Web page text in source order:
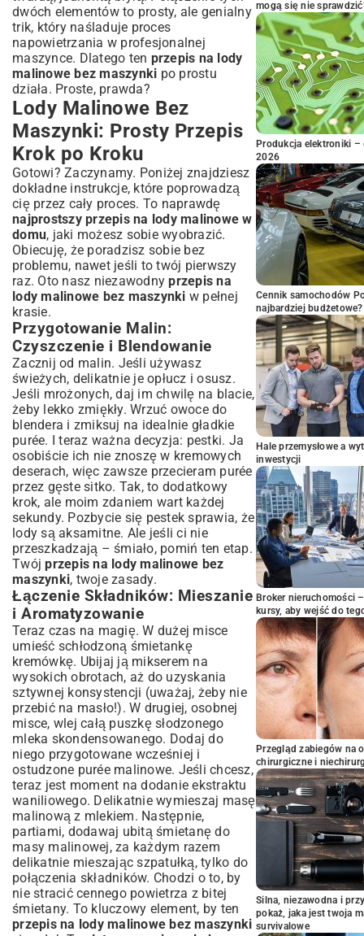
dwóch elementów to prosty, ale genialny
trik, który naśladuje proces
napowietrzania w profesjonalnej
maszynce. Dlatego ten przepis na lody
malinowe bez maszynki po prostu
działa. Proste, prawda?
Lody Malinowe Bez
Maszynki: Prosty Przepis
Krok po Kroku
Gotowi? Zaczynamy. Poniżej znajdziesz
dokładne instrukcje, które poprowadzą
cię przez cały proces. To naprawdę
najprostszy przepis na lody malinowe w
domu, jaki możesz sobie wyobrazić.
Obiecuję, że poradzisz sobie bez
problemu, nawet jeśli to twój pierwszy
raz. Oto nasz niezawodnyprzepis na
lody malinowe bez maszynki w pełnej
krasie.
Przygotowanie Malin:
Czyszczenie i Blendowanie
Zacznij od malin. Jeśli używasz
świeżych, delikatnie je opłucz i osusz.
Jeśli mrożonych, daj im chwilę na blacie,
żeby lekko zmiękły. Wrzuć owoce do
blendera i zmiksuj na idealnie gładkie
purée. I teraz ważna decyzja: pestki. Ja
osobiście ich nie znoszę w kremowych
deserach, więc zawsze przecieram purée
przez gęste sitko. Tak, to dodatkowy
krok, ale moim zdaniem wart każdej
sekundy. Pozbycie się pestek sprawia, że
lody są aksamitne. Ale jeśli ci nie
przeszkadzają – śmiało, pomiń ten etap.
Twójprzepis na lody malinowe bez
maszynki, twoje zasady.
Łączenie Składników: Mieszanie
i Aromatyzowanie
Teraz czas na magię. W dużej misce
umieść schłodzoną śmietankę
kremówkę. Ubijaj ją mikserem na
wysokich obrotach, aż do uzyskania
sztywnej konsystencji (uważaj, żeby nie
przebić na masło!). W drugiej, osobnej
misce, wlej całą puszkę słodzonego
mleka skondensowanego. Dodaj do
niego przygotowane wcześniej i
ostudzone purée malinowe. Jeśli chcesz,
teraz jest moment na dodanie ekstraktu
waniliowego. Delikatnie wymieszaj masę
malinową z mlekiem. Następnie,
partiami, dodawaj ubitą śmietanę do
masy malinowej, za każdym razem
delikatnie mieszając szpatułką, tylko do
połączenia składników. Chodzi o to, by
nie stracić cennego powietrza z bitej
śmietany. To kluczowy element, by ten
przepis na lody malinowe bez maszynki
mogą się nie
Produkcja elektroniki –
2026
Cennik samochodów
najbardziej budżetowe?
Hale przemysłowe a
inwestycji
Broker nieruchomości
kursy, aby wejść do
Przegląd zabiegów na
chirurgiczne i
Silna, niezawodna i
pokaż, jaka jest twoja
survivalowe